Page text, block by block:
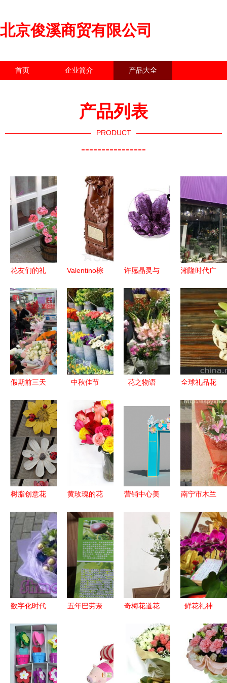
北京俊溪商贸有限公司
首页 企业简介 产品大全
产品列表
PRODUCT
----------------
花友们的礼
中绽——园
艺论坛礼品
花卉销售经
验谈
Valentino棕
华礼赠与都
市女性的姿
态表达
许愿晶灵与
福建省福安
市倬海生态
工艺品的创
意魔法世界
湘隆时代广
花语——探
访有间花店
假期前三天
热 青岛商
场客如潮涌
现生机
中秋佳节
馈赠佳礼的
智慧之选
花之物语
解析
全球礼品花
链 出口花
器批发市场
与价格攻略
树脂创意花
韩国设计的
实用婚礼礼
品与外贸热
销的精彩之
道
黄玫瑰的花
卉销售技巧
营销中心美
卉礼品如何
精准提升销
售转化
南宁市木兰
花卉热卖促
销分析报告
数字化时代
鲜花礼品与
专递服务的
价值重塑
五年巴劳奈
今年头条礼
品花卉销售
奇梅花道花
倒计时 超
多花礼任你
选,让老妈
鲜花礼神
主殿神前鲜
花接受供养